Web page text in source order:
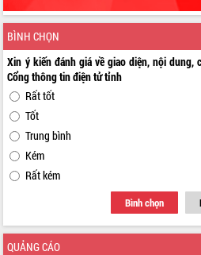
BÌNH CHỌN
Xin ý kiến đánh giá về giao diện, nội
Cổng thông tin điện tử tỉnh
Rất tốt
Tốt
Trung bình
Kém
Rất kém
Bình chọn
QUẢNG CÁO